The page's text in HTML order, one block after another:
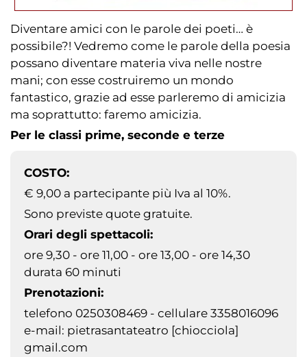
Diventare amici con le parole dei poeti… è
possibile?! Vedremo come le parole della poesia
possano diventare materia viva nelle nostre
mani; con esse costruiremo un mondo
fantastico, grazie ad esse parleremo di amicizia
ma soprattutto: faremo amicizia.
Per le classi prime, seconde e terze
COSTO:
€ 9,00 a partecipante più Iva al 10%.
Sono previste quote gratuite.
Orari degli spettacoli:
ore 9,30 - ore 11,00 - ore 13,00 - ore 14,30
durata 60 minuti
Prenotazioni:
telefono 0250308469 - cellulare 3358016096
e-mail: pietrasantateatro [chiocciola]
gmail.com